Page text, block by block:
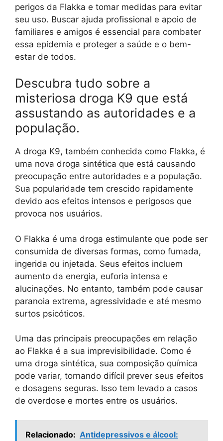
perigos da Flakka e tomar medidas para evitar
seu uso. Buscar ajuda profissional e apoio de
familiares e amigos é essencial para combater
essa epidemia e proteger a saúde e o bem-
estar de todos.
Descubra tudo sobre a
misteriosa droga K9 que está
assustando as autoridades e a
população.
A droga K9, também conhecida como Flakka, é
uma nova droga sintética que está causando
preocupação entre autoridades e a população.
Sua popularidade tem crescido rapidamente
devido aos efeitos intensos e perigosos que
provoca nos usuários.
O Flakka é uma droga estimulante que pode ser
consumida de diversas formas, como fumada,
ingerida ou injetada. Seus efeitos incluem
aumento da energia, euforia intensa e
alucinações. No entanto, também pode causar
paranoia extrema, agressividade e até mesmo
surtos psicóticos.
Uma das principais preocupações em relação
ao Flakka é a sua imprevisibilidade. Como é
uma droga sintética, sua composição química
pode variar, tornando difícil prever seus efeitos
e dosagens seguras. Isso tem levado a casos
de overdose e mortes entre os usuários.
Relacionado: Antidepressivos e álcool: